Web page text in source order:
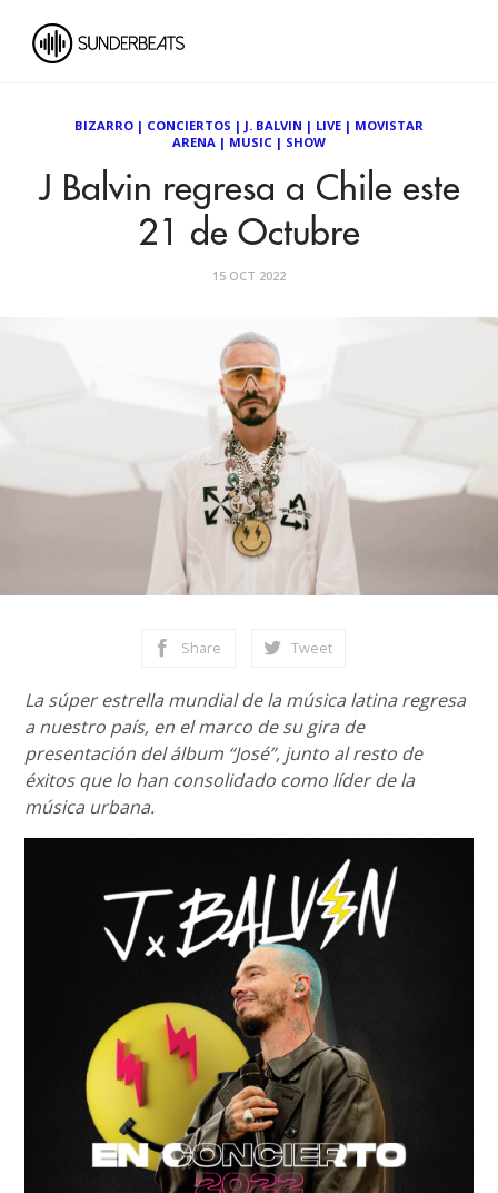
BIZARRO | CONCIERTOS | J. BALVIN | LIVE | MOVISTAR
ARENA | MUSIC | SHOW
J Balvin regresa a Chile este
21 de Octubre
15 OCT 2022
Share Tweet
La súper estrella mundial de la música latina regresa
a nuestro país, en el marco de su gira de
presentación del álbum “José”, junto al resto de
éxitos que lo han consolidado como líder de la
música urbana.